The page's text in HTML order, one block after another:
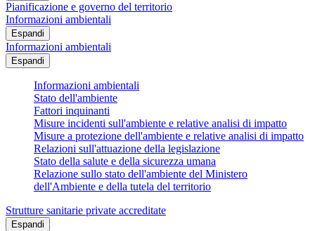
Pianificazione e governo del territorio
Informazioni ambientali
Espandi
Informazioni ambientali
Espandi
Informazioni ambientali
Stato dell'ambiente
Fattori inquinanti
Misure incidenti sull'ambiente e relative analisi di impatto
Misure a protezione dell'ambiente e relative analisi di impatto
Relazioni sull'attuazione della legislazione
Stato della salute e della sicurezza umana
Relazione sullo stato dell'ambiente del Ministero
dell'Ambiente e della tutela del territorio
Strutture sanitarie private accreditate
Espandi